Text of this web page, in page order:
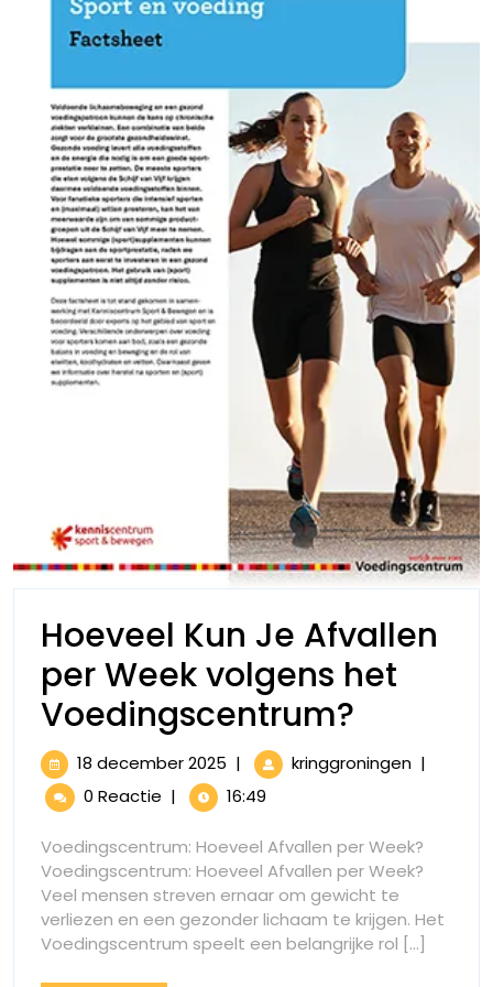
Hoeveel Kun Je Afvallen
per Week volgens het
Voedingscentrum?
Kun
Afvallen
per
Week
volgens
18 december 2025 18
december
| kringgroningenHoeveel
per
Week
het
|
0 Reactie | 16:49
Voedingscentrum: Hoeveel Afvallen per Week?
Voedingscentrum: Hoeveel Afvallen per Week?
Veel mensen streven ernaar om gewicht te
verliezen en een gezonder lichaam te krijgen. Het
Voedingscentrum speelt een belangrijke rol [...]